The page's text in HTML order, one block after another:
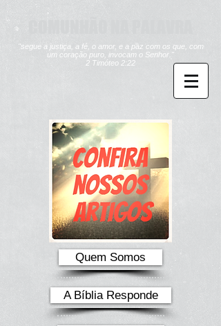
"segue a justiça, a fé, o amor, e a paz com os que, com
um coração puro, invocam o Senhor."
2 Timóteo 2:22
Quem Somos
A Bíblia Responde